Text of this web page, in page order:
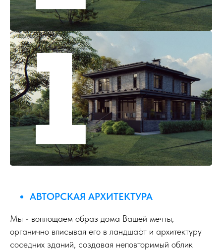
АВТОРСКАЯ АРХИТЕКТУРА
Мы - воплощаем образ дома Вашей мечты,
органично вписывая его в ландшафт и архитектуру
соседних зданий, создавая неповторимый облик